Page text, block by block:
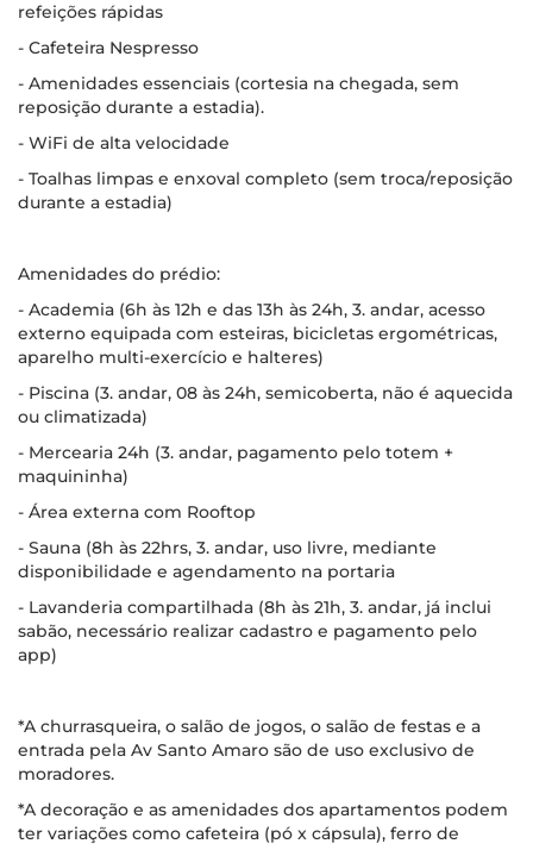
refeições rápidas
- Cafeteira Nespresso
- Amenidades essenciais (cortesia na chegada, sem
reposição durante a estadia).
- WiFi de alta velocidade
- Toalhas limpas e enxoval completo (sem troca/reposição
durante a estadia)
Amenidades do prédio:
- Academia (6h às 12h e das 13h às 24h, 3. andar, acesso
externo equipada com esteiras, bicicletas ergométricas,
aparelho multi-exercício e halteres)
- Piscina (3. andar, 08 às 24h, semicoberta, não é aquecida
ou climatizada)
- Mercearia 24h (3. andar, pagamento pelo totem +
maquininha)
- Área externa com Rooftop
- Sauna (8h às 22hrs, 3. andar, uso livre, mediante
disponibilidade e agendamento na portaria
- Lavanderia compartilhada (8h às 21h, 3. andar, já inclui
sabão, necessário realizar cadastro e pagamento pelo
app)
*A churrasqueira, o salão de jogos, o salão de festas e a
entrada pela Av Santo Amaro são de uso exclusivo de
moradores.
*A decoração e as amenidades dos apartamentos podem
ter variações como cafeteira (pó x cápsula), ferro de